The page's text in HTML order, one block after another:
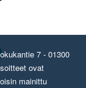
7 - 01300
ovat
mainittu